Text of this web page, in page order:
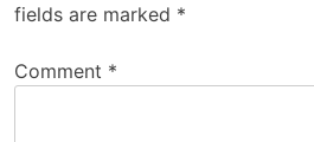
fields are marked *
Comment *